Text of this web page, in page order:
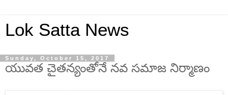
Lok Satta News
Sunday, October 15, 2017
యువత చైతన్యంతోనే నవ సమాజ నిర్మాణం